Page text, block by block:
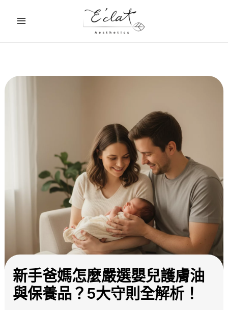
新手爸媽怎麼嚴選嬰兒護膚油
與保養品？5大守則全解析！